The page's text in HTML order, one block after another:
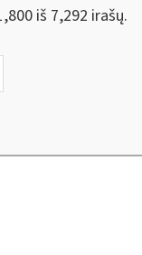
iš 7,292 irašų.